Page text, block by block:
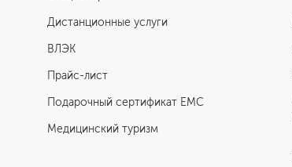
Дистанционные услуги
ВЛЭК
Прайс-лист
Подарочный сертификат EMC
Медицинский туризм